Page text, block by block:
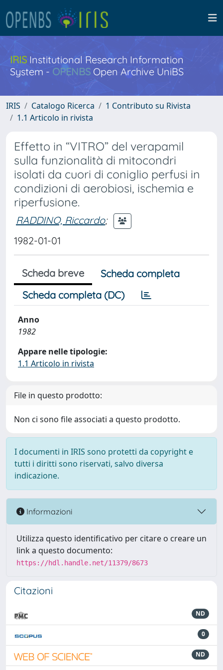
IRISInstitutional Research Information
System - OPENBS Open Archive UniBS
IRIS Catalogo Ricerca
1 Contributo su Rivista
1.1 Articolo in rivista
Effetto in “VITRO” del verapamil
sulla funzionalità di mitocondri
isolati da cuori di coniglio perfusi in
condizioni di aerobiosi, ischemia e
riperfusione.
RADDINO, Riccardo;
1982-01-01
Scheda breve
Scheda completa
Scheda completa (DC)
Anno
1982
Appare nelle tipologie:
1.1 Articolo in rivista
File in questo prodotto:
Non ci sono file associati a questo prodotto.
I documenti in IRIS sono protetti da copyright e
tutti i diritti sono riservati, salvo diversa
indicazione.
Informazioni
Utilizza questo identificativo per citare o creare un
link a questo documento:
https://hdl.handle.net/11379/8673
Citazioni
ND
0
ND